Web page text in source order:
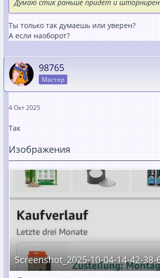
Думаю стик раньше придет и шторнирен
Ты только так думаешь или уверен?
А если наоборот?
98765
Мастер
4 Окт 2025
Так
Изображения